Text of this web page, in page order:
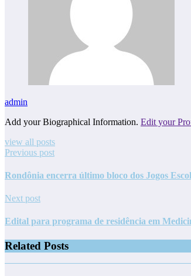
admin
Add your Biographical Information. Edit your
view all posts
Previous post
Rondônia encerra último bloco dos Jogos
Next post
Edital para programa de residência em
Related Posts